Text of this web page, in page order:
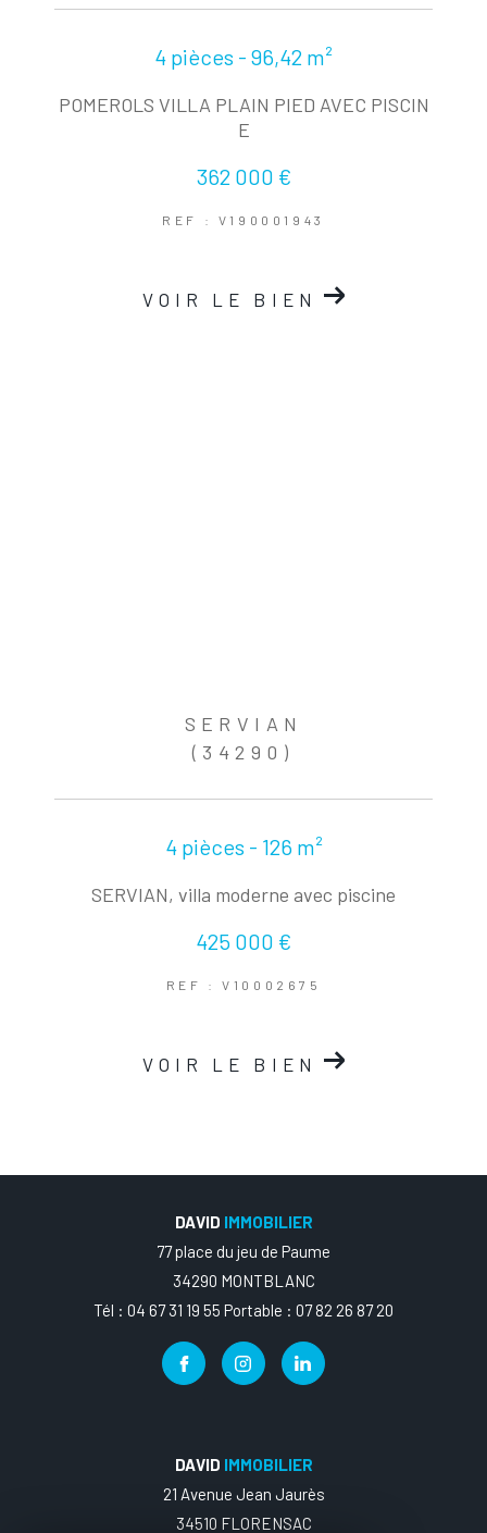
4 pièces - 96,42 m²
POMEROLS VILLA PLAIN PIED AVEC PISCIN
E
362 000 €
REF : V190001943
VOIR LE BIEN
SERVIAN
(34290)
4 pièces - 126 m²
SERVIAN, villa moderne avec piscine
425 000 €
REF : V10002675
VOIR LE BIEN
DAVID IMMOBILIER
77 place du jeu de Paume
34290 MONTBLANC
Tél : 04 67 31 19 55 Portable : 07 82 26 87 20
DAVID IMMOBILIER
21 Avenue Jean Jaurès
34510 FLORENSAC